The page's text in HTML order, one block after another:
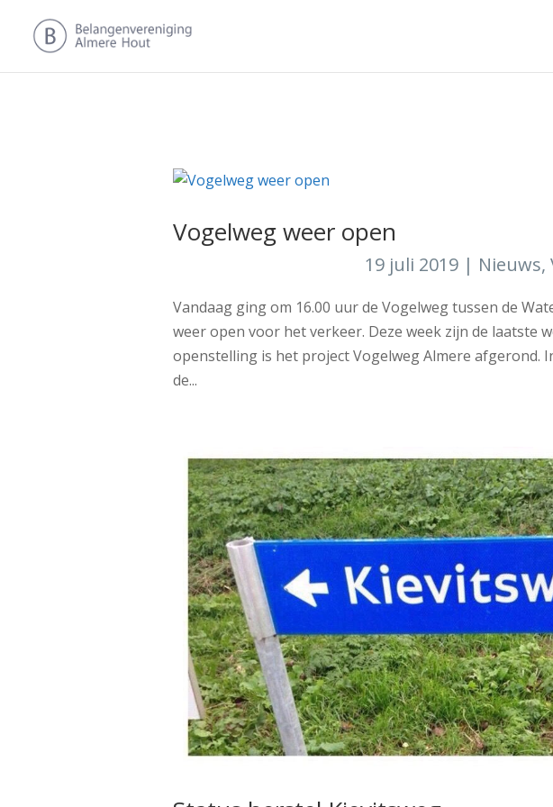
Vogelweg weer open
19 juli 2019 | Nieuws,
Vandaag ging om 16.00 uur de Vogelweg tussen de
weer open voor het verkeer. Deze week zijn de laatste
openstelling is het project Vogelweg Almere afgerond.
de...